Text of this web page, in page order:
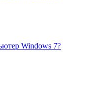
Windows 7?